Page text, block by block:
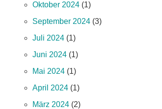
Oktober 2024 (1)
September 2024 (3)
Juli 2024 (1)
Juni 2024 (1)
Mai 2024 (1)
April 2024 (1)
März 2024 (2)